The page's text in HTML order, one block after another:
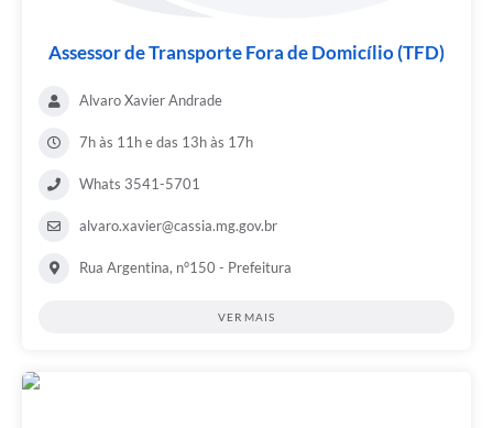
Assessor de Transporte Fora de Domicílio (TFD)
Alvaro Xavier Andrade
7h às 11h e das 13h às 17h
Whats 3541-5701
alvaro.xavier@cassia.mg.gov.br
Rua Argentina, n°150 - Prefeitura
VER MAIS